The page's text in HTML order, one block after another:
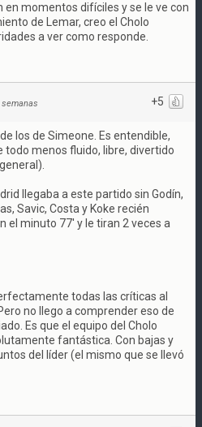
en momentos difíciles y se le ve con
de Lemar, creo el Cholo
a ver como responde.
+5
los de Simeone. Es entendible,
todo menos fluido, libre, divertido
llegaba a este partido sin Godín,
Savic, Costa y Koke recién
el minuto 77' y le tiran 2 veces a
todas las críticas al
no llego a comprender eso de
Es que el equipo del Cholo
fantástica. Con bajas y
del líder (el mismo que se llevó